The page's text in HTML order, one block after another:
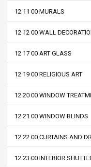
12 11 00 MURALS
12 12 00 WALL
12 17 00 ART GLASS
12 19 00 RELIGIOUS ART
12 20 00 WINDOW
12 21 00 WINDOW BLINDS
12 22 00 CURTAINS AND
12 23 00 INTERIOR